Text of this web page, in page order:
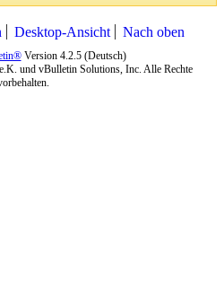
Desktop-Ansicht Nach oben
Version 4.2.5 (Deutsch)
und vBulletin Solutions, Inc. Alle Rechte